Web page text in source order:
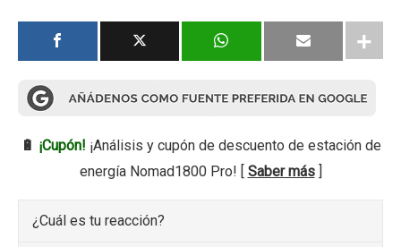
🔋 ¡Cupón! ¡Análisis y cupón de descuento de estación de
energía Nomad1800 Pro! [ Saber más]
¿Cuál es tu reacción?